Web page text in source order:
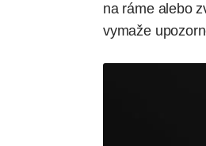
na ráme alebo
vymaže